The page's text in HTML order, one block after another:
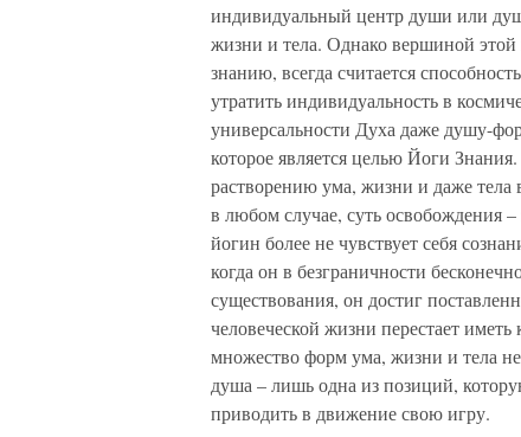
индивидуальный центр души или
жизни и тела. Однако вершиной этой
знанию, всегда считается
утратить индивидуальность в
универсальности Духа даже душу-
которое является целью Йоги
растворению ума, жизни и даже
в любом случае, суть освобождения
йогин более не чувствует себя
когда он в безграничности
существования, он достиг
человеческой жизни перестает
множество форм ума, жизни и тела
душа – лишь одна из позиций,
приводить в движение свою игру.